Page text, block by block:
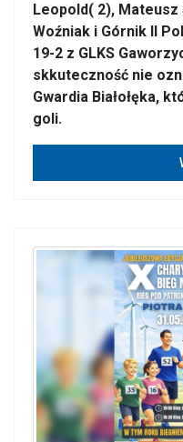
Leopold( 2), Mateusz
Woźniak i Górnik II
19-2 z GLKS
skkuteczność nie
Gwardia Białołęka,
goli.